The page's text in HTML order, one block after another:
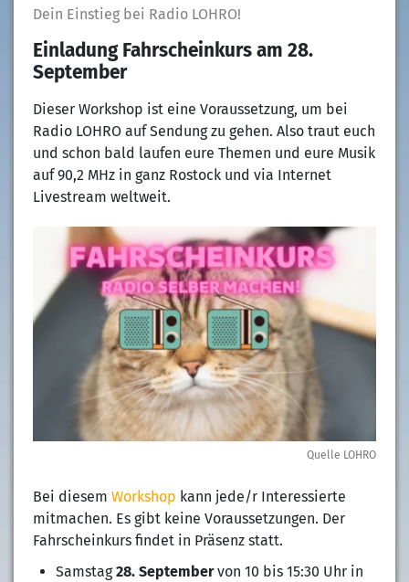
Dein Einstieg bei Radio LOHRO!
Einladung Fahrscheinkurs am 28.
September
Dieser Workshop ist eine Voraussetzung, um bei
Radio LOHRO auf Sendung zu gehen. Also traut euch
und schon bald laufen eure Themen und eure Musik
auf 90,2 MHz in ganz Rostock und via Internet
Livestream weltweit.
Quelle LOHRO
Bei diesem Workshop kann jede/r Interessierte
mitmachen. Es gibt keine Voraussetzungen. Der
Fahrscheinkurs findet in Präsenz statt.
Samstag28. Septembervon 10 bis 15:30 Uhr in